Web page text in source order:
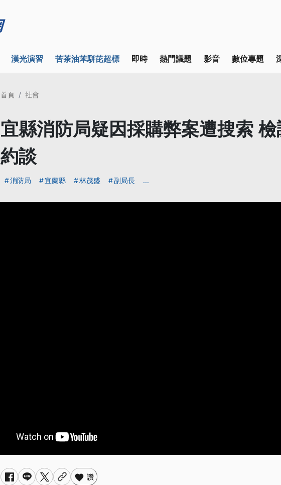
漢光演習 苦茶油苯駢芘超標 即時 熱門議題 影音 數位專題
首頁 社會
宜縣消防局疑因採購弊案遭搜索
約談
消防局 宜蘭縣 林茂盛 副局長 ...
讚